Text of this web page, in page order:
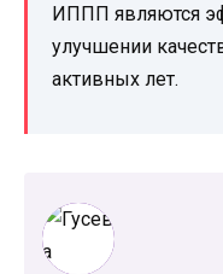
ИППП являются
улучшении
активных лет.